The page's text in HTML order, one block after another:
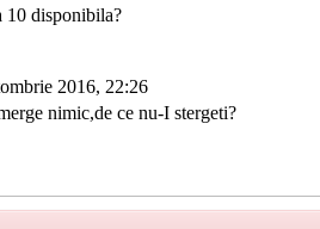
10 disponibila?
2016, 22:26
nimic,de ce nu-I stergeti?